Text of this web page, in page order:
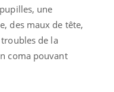
une
des maux de tête,
de la
coma pouvant